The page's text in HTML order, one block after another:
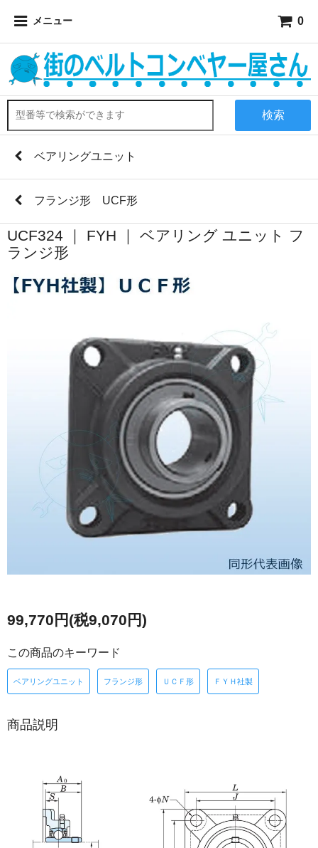
メニュー 0
検索
ベアリングユニット
フランジ形 UCF形
UCF324 ｜ FYH ｜ ベアリング ユニット フ
ランジ形
99,770円(税9,070円)
この商品のキーワード
ベアリングユニット フランジ形 ＵＣＦ形 ＦＹＨ社製
商品説明